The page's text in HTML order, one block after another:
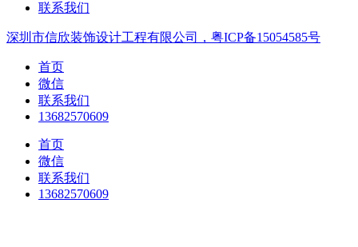
联系我们
深圳市信欣装饰设计工程有限公司，粤ICP备15054585号
首页
微信
联系我们
13682570609
首页
微信
联系我们
13682570609